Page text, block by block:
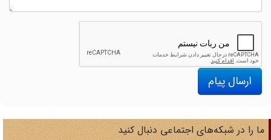
ارسال پیام
را در شبکه‌های اجتماعی دنبال کنید